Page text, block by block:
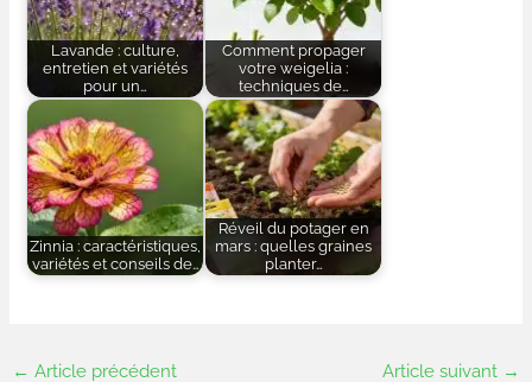
Lavande : culture,
entretien et variétés
pour un…
Comment propager
votre weigelia :
techniques de…
Zinnia : caractéristiques,
variétés et conseils de…
Réveil du potager en
mars : quelles graines
planter…
← Article précédent Article suivant →